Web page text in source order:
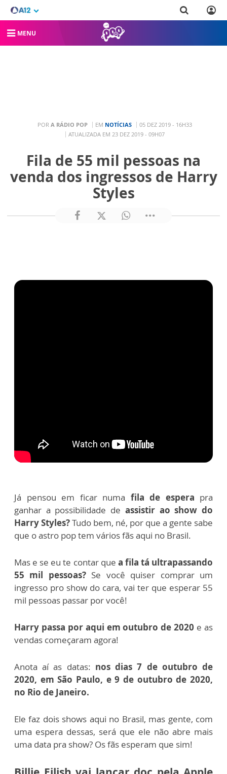
MENU
POR A RÁDIO POP EM NOTÍCIAS
05 DEZ 2019 - 16H33
ATUALIZADA EM 23 DEZ 2019 - 09H07
Fila de 55 mil pessoas na
venda dos ingressos de Harry
Styles
Já pensou em ficar numa fila de espera pra
ganhar a possibilidade de assistir ao show do
Harry Styles?Tudo bem, né, por que a gente sabe
que o astro pop tem vários fãs aqui no Brasil.
Mas e se eu te contar que a fila tá ultrapassando
55 mil pessoas? Se você quiser comprar um
ingresso pro show do cara, vai ter que esperar 55
mil pessoas passar por você!
Harry passa por aqui em outubro de 2020 e as
vendas começaram agora!
Anota aí as datas: nos dias 7 de outubro de
2020, em São Paulo, e 9 de outubro de 2020,
no Rio de Janeiro.
Ele faz dois shows aqui no Brasil, mas gente, com
uma espera dessas, será que ele não abre mais
uma data pra show? Os fãs esperam que sim!